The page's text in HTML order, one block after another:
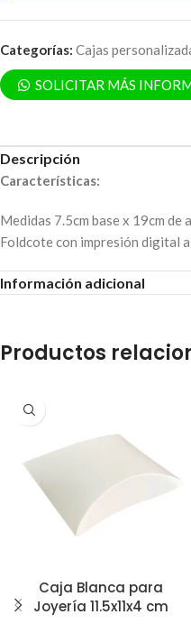
Categorías: Cajas
SOLICITAR MÁS
Descripción
Características:
Medidas 7.5cm base x 19cm de
Foldcote con impresión digital
Información adicional
Productos
Caja Blanca para
Joyería 11.5x11x4 cm